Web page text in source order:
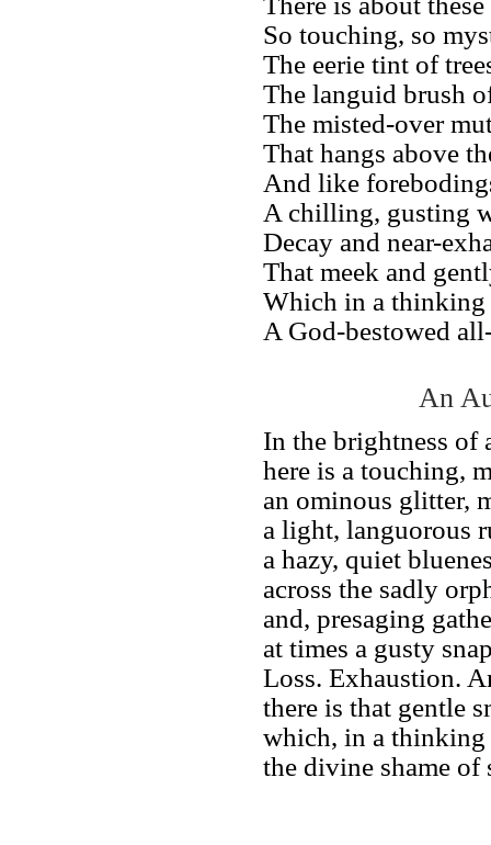
So touching, so
The eerie tint of
The languid brush
The misted-over
That hangs above
And like
A chilling, gusting
Decay and near-
That meek and
Which in a thinking
A God-bestowed
An
In the brightness of
here is a touching,
an ominous glitter,
a light, languorous
a hazy, quiet
across the sadly
and, presaging
at times a gusty
Loss. Exhaustion.
there is that gentle
which, in a thinking
the divine shame of